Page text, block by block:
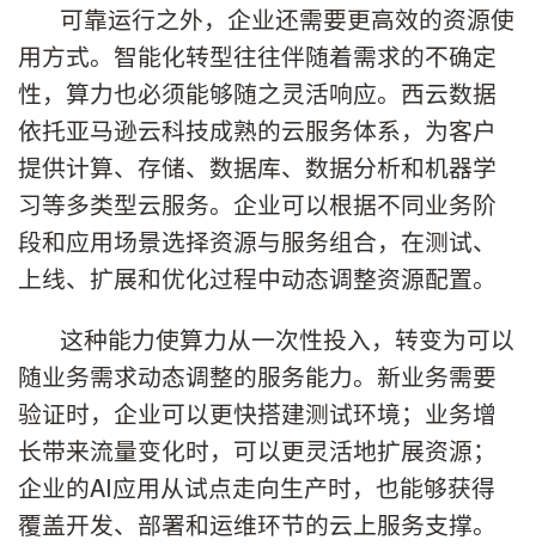
可靠运行之外，企业还需要更高效的资源使
用方式。智能化转型往往伴随着需求的不确定
性，算力也必须能够随之灵活响应。西云数据
依托亚马逊云科技成熟的云服务体系，为客户
提供计算、存储、数据库、数据分析和机器学
习等多类型云服务。企业可以根据不同业务阶
段和应用场景选择资源与服务组合，在测试、
上线、扩展和优化过程中动态调整资源配置。
这种能力使算力从一次性投入，转变为可以
随业务需求动态调整的服务能力。新业务需要
验证时，企业可以更快搭建测试环境；业务增
长带来流量变化时，可以更灵活地扩展资源；
企业的AI应用从试点走向生产时，也能够获得
覆盖开发、部署和运维环节的云上服务支撑。